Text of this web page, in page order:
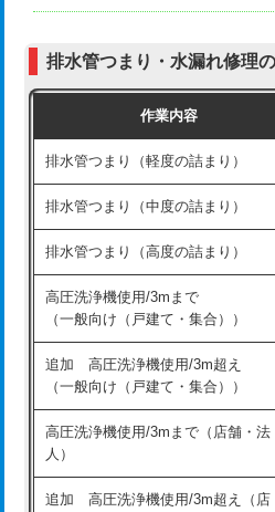
追加人工
※給水管工事は20mmまでの価格で
交換・取付（その他部品）
持込商品取付（単水栓）
持込商品取付（混合水栓）
持込商品取付（浄水器・分岐水栓）
給水管工事※（ホール加工)
給水管工事※（バンド止め)
給水管工事※（支持金具設置)
給水管工事※（保温材使用（バンド
め込み）)
給水管工事※（土の掘削・埋め戻し
業)
給水管工事※（塩ビ管（VP・HI）使
排水管つまり・水漏れ修理
作業内容
排水管つまり（軽度の詰まり）
排水管つまり（中度の詰まり）
排水管つまり（高度の詰まり）
高圧洗浄機使用/3mまで
（一般向け（戸建て・集合））
追加 高圧洗浄機使用/3m超え
（一般向け（戸建て・集合））
高圧洗浄機使用/3mまで（店舗・法
人）
追加 高圧洗浄機使用/3m超え（店